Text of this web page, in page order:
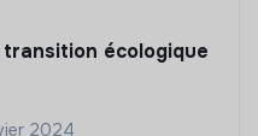
écologique
2024